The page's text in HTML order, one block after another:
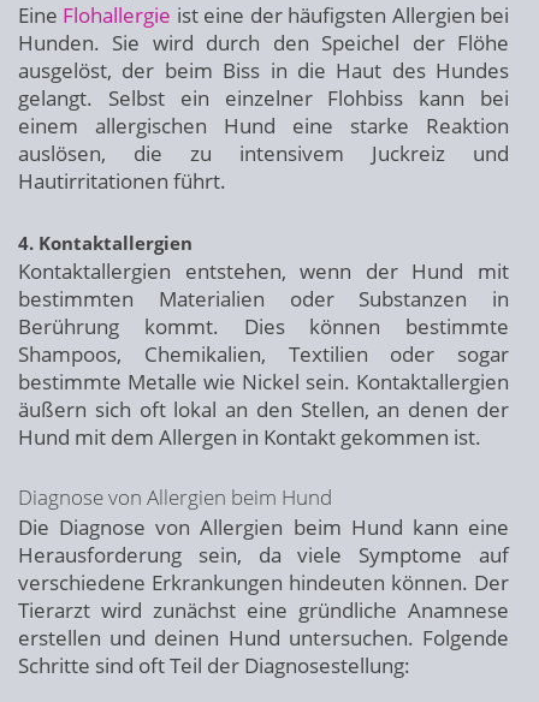
Eine Flohallergie ist eine der häufigsten Allergien bei
Hunden. Sie wird durch den Speichel der Flöhe
ausgelöst, der beim Biss in die Haut des Hundes
gelangt. Selbst ein einzelner Flohbiss kann bei
einem allergischen Hund eine starke Reaktion
auslösen, die zu intensivem Juckreiz und
Hautirritationen führt.
4. Kontaktallergien
Kontaktallergien entstehen, wenn der Hund mit
bestimmten Materialien oder Substanzen in
Berührung kommt. Dies können bestimmte
Shampoos, Chemikalien, Textilien oder sogar
bestimmte Metalle wie Nickel sein. Kontaktallergien
äußern sich oft lokal an den Stellen, an denen der
Hund mit dem Allergen in Kontakt gekommen ist.
Diagnose von Allergien beim Hund
Die Diagnose von Allergien beim Hund kann eine
Herausforderung sein, da viele Symptome auf
verschiedene Erkrankungen hindeuten können. Der
Tierarzt wird zunächst eine gründliche Anamnese
erstellen und deinen Hund untersuchen. Folgende
Schritte sind oft Teil der Diagnosestellung: